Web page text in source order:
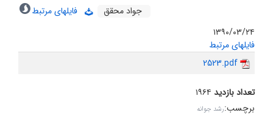
جواد محقق
فایلهای مرتبط
۱۳۹۰/۰۳/۲۴
فایلهای مرتبط
2523.pdf
تعداد بازدید ۱۹۶۴
برچسب:رشد جوانه